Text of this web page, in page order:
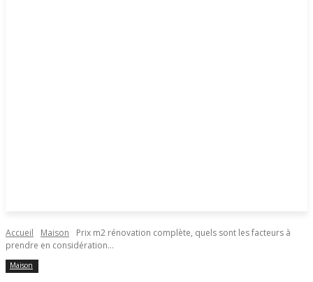
Accueil Maison
Prix m2 rénovation complète, quels sont les facteurs à
prendre en considération...
Maison